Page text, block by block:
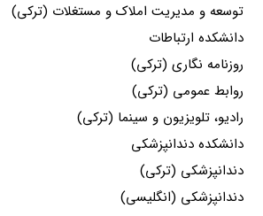
توسعه و مدیریت املاک و مستغلات (ترکی)
دانشکده ارتباطات
روزنامه نگاری (ترکی)
روابط عمومی (ترکی)
رادیو، تلویزیون و سینما (ترکی)
دانشکده دندانپزشکی
دندانپزشکی (ترکی)
دندانپزشکی (انگلیسی)